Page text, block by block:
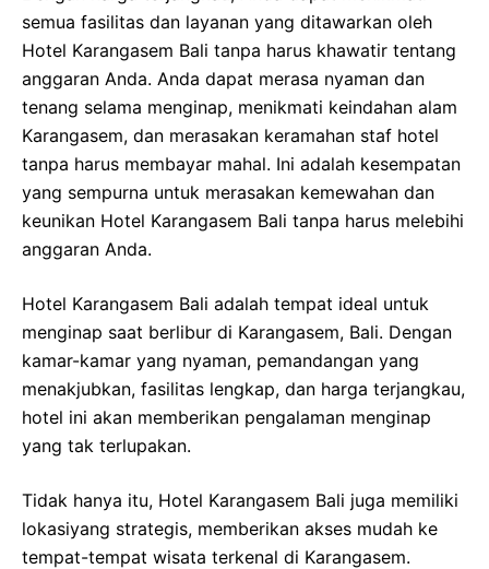
semua fasilitas dan layanan yang ditawarkan oleh
Hotel Karangasem Bali tanpa harus khawatir tentang
anggaran Anda. Anda dapat merasa nyaman dan
tenang selama menginap, menikmati keindahan alam
Karangasem, dan merasakan keramahan staf hotel
tanpa harus membayar mahal. Ini adalah kesempatan
yang sempurna untuk merasakan kemewahan dan
keunikan Hotel Karangasem Bali tanpa harus melebihi
anggaran Anda.
Hotel Karangasem Bali adalah tempat ideal untuk
menginap saat berlibur di Karangasem, Bali. Dengan
kamar-kamar yang nyaman, pemandangan yang
menakjubkan, fasilitas lengkap, dan harga terjangkau,
hotel ini akan memberikan pengalaman menginap
yang tak terlupakan.
Tidak hanya itu, Hotel Karangasem Bali juga memiliki
lokasiyang strategis, memberikan akses mudah ke
tempat-tempat wisata terkenal di Karangasem.